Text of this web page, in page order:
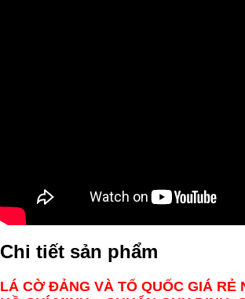
Chi tiết sản phẩm
LÁ CỜ ĐẢNG VÀ TỔ QUỐC GIÁ RẺ